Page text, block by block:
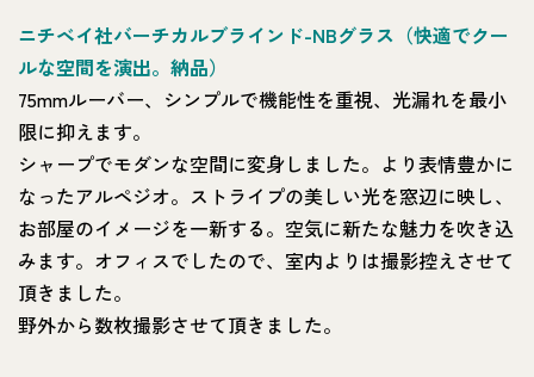
ニチベイ社バーチカルブラインド-NBグラス（快適でクー
ルな空間を演出。納品）
75mmルーバー、シンプルで機能性を重視、光漏れを最小
限に抑えます。
シャープでモダンな空間に変身しました。より表情豊かに
なったアルペジオ。ストライプの美しい光を窓辺に映し、
お部屋のイメージを一新する。空気に新たな魅力を吹き込
みます。オフィスでしたので、室内よりは撮影控えさせて
頂きました。
野外から数枚撮影させて頂きました。